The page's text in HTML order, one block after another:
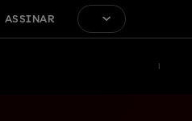
ASSINAR